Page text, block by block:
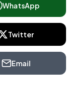
WhatsApp
Twitter
Email